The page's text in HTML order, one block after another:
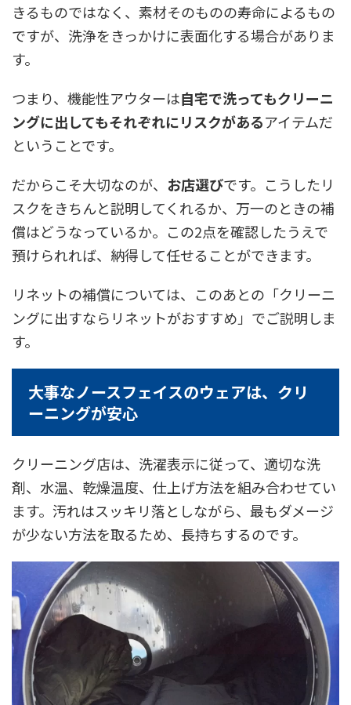
きるものではなく、素材そのものの寿命によるもの
ですが、洗浄をきっかけに表面化する場合がありま
す。
つまり、機能性アウターは自宅で洗ってもクリーニ
ングに出してもそれぞれにリスクがあるアイテムだ
ということです。
だからこそ大切なのが、 お店選びです。こうしたリ
スクをきちんと説明してくれるか、万一のときの補
償はどうなっているか。この2点を確認したうえで
預けられれば、納得して任せることができます。
リネットの補償については、このあとの「クリーニ
ングに出すならリネットがおすすめ」でご説明しま
す。
大事なノースフェイスのウェアは、クリ
ーニングが安心
クリーニング店は、洗濯表示に従って、適切な洗
剤、水温、乾燥温度、仕上げ方法を組み合わせてい
ます。汚れはスッキリ落としながら、最もダメージ
が少ない方法を取るため、長持ちするのです。